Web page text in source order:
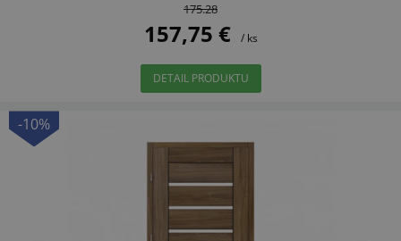
175.28
157,75 € / ks
DETAIL PRODUKTU
-10%